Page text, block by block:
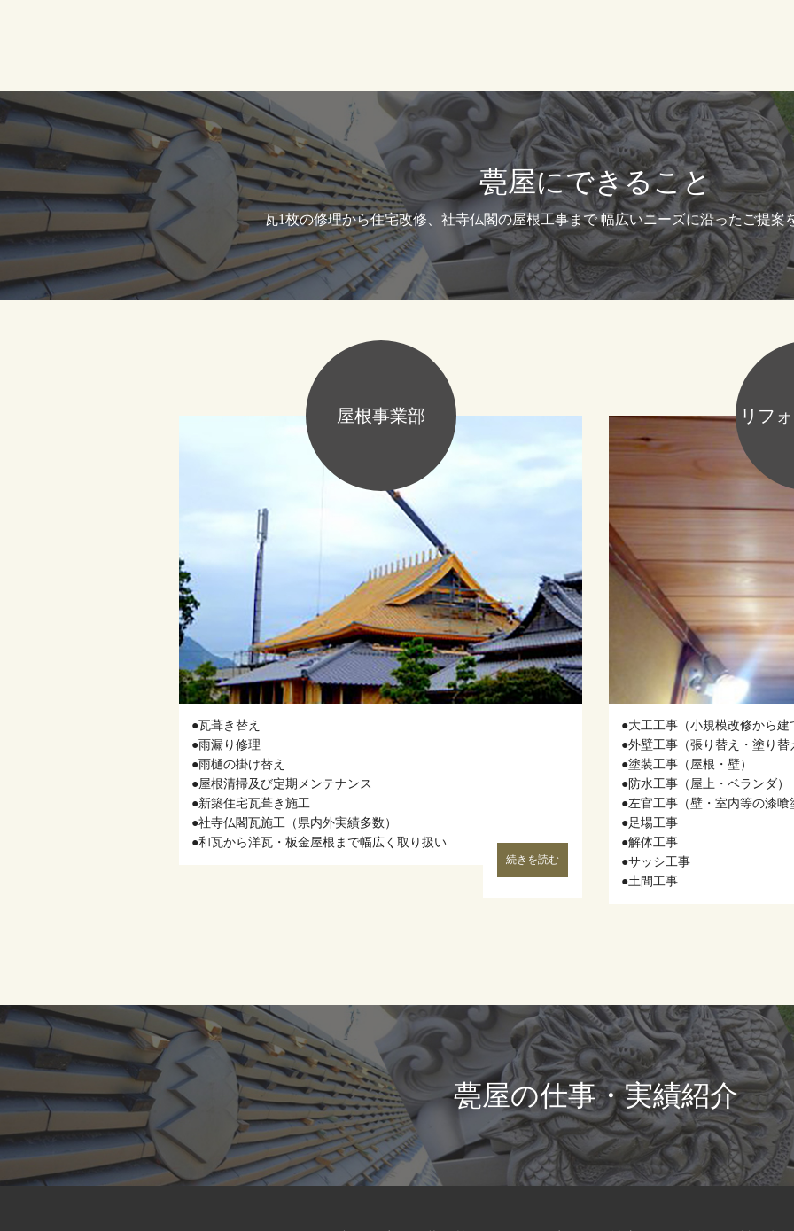
甍屋にできること
⽡1枚の修理から住宅改修、社寺仏閣の屋根工事まで 幅広いニーズに沿ったご提案
屋根事業部
●⽡葺き替え
●⾬漏り修理
●⾬樋の掛け替え
●屋根清掃及び定期メンテナンス
●新築住宅⽡葺き施⼯
●社寺仏閣⽡施⼯（県内外実績多数）
●和⽡から洋⽡・板⾦屋根まで幅広く取り扱い
続きを読む
リフ
●⼤⼯⼯事（⼩規模改修から建
●外壁⼯事（張り替え・塗り替
●塗装⼯事（屋根・壁）
●防⽔⼯事（屋上・ベランダ）
●左官⼯事（壁・室内等の漆喰
●⾜場⼯事
●解体⼯事
●サッシ工事
●土間工事
甍屋の仕事・実績紹介